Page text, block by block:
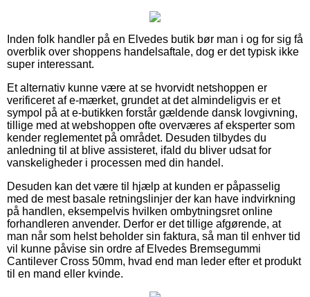
Inden folk handler på en Elvedes butik bør man i og for sig få
overblik over shoppens handelsaftale, dog er det typisk ikke
super interessant.
Et alternativ kunne være at se hvorvidt netshoppen er
verificeret af e-mærket, grundet at det almindeligvis er et
sympol på at e-butikken forstår gældende dansk lovgivning,
tillige med at webshoppen ofte overværes af eksperter som
kender reglementet på området. Desuden tilbydes du
anledning til at blive assisteret, ifald du bliver udsat for
vanskeligheder i processen med din handel.
Desuden kan det være til hjælp at kunden er påpasselig
med de mest basale retningslinjer der kan have indvirkning
på handlen, eksempelvis hvilken ombytningsret online
forhandleren anvender. Derfor er det tillige afgørende, at
man når som helst beholder sin faktura, så man til enhver tid
vil kunne påvise sin ordre af Elvedes Bremsegummi
Cantilever Cross 50mm, hvad end man leder efter et produkt
til en mand eller kvinde.